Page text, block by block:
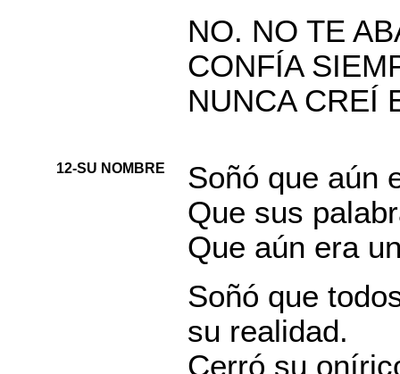
NO. NO TE
CONFÍA
NUNCA CREÍ
12-SU NOMBRE
Soñó que aún
Que sus
Que aún era
Soñó que
su realidad.
Cerró su